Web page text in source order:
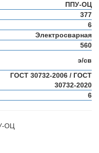
ППУ-ОЦ
377
6
Электросварная
560
э/св
ГОСТ 30732-2006 / ГОСТ
30732-2020
6